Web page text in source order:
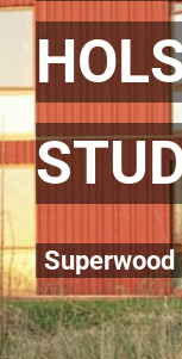
Superwood